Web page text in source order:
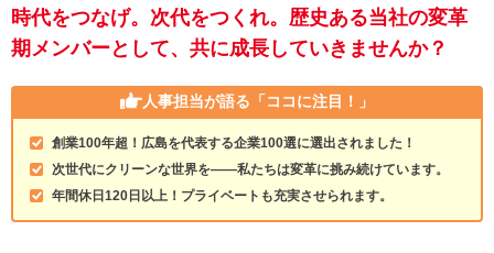
時代をつなげ。次代をつくれ。歴史ある当社の変革
期メンバーとして、共に成長していきませんか？
人事担当が語る 「ココに注目！」
創業100年超！広島を代表する企業100選に選出されました！
次世代にクリーンな世界を――私たちは変革に挑み続けています。
年間休日120日以上！プライベートも充実させられます。